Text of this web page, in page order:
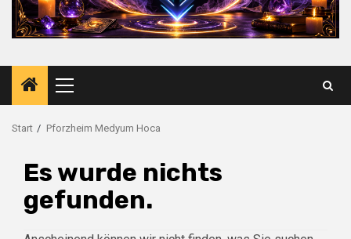
Primäres
Menü
Start Pforzheim Medyum Hoca
Es wurde nichts
gefunden.